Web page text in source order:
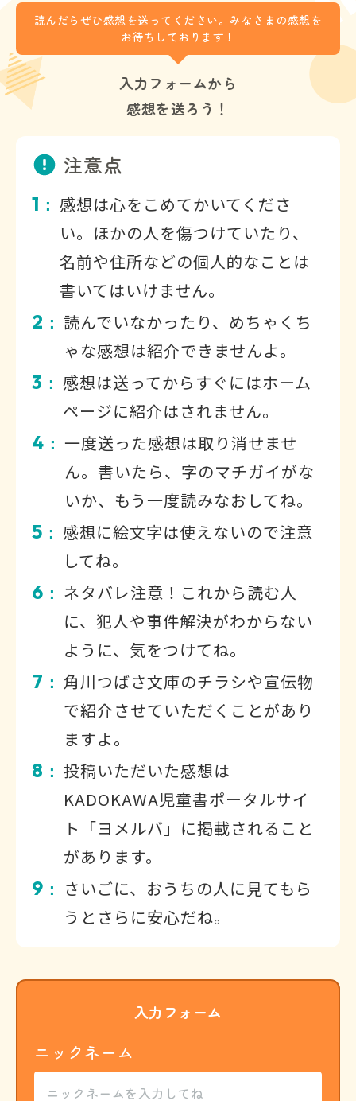
読んだらぜひ感想を送ってください。みなさまの感想を
お待ちしております！
入力フォームから
感想を送ろう！
注意点
1 ： 感想は心をこめてかいてくださ
い。ほかの人を傷つけていたり、
名前や住所などの個人的なことは
書いてはいけません。
2 ： 読んでいなかったり、めちゃくち
ゃな感想は紹介できませんよ。
3 ： 感想は送ってからすぐにはホーム
ページに紹介はされません。
4 ： 一度送った感想は取り消せませ
ん。書いたら、字のマチガイがな
いか、もう一度読みなおしてね。
5 ： 感想に絵文字は使えないので注意
してね。
6 ： ネタバレ注意！これから読む人
に、犯人や事件解決がわからない
ように、気をつけてね。
7 ： 角川つばさ文庫のチラシや宣伝物
で紹介させていただくことがあり
ますよ。
8 ： 投稿いただいた感想は
KADOKAWA児童書ポータルサイ
ト「ヨメルバ」に掲載されること
があります。
9 ：
さいごに、おうちの人に見てもら
うとさらに安心だね。
入力フォーム
ニックネーム